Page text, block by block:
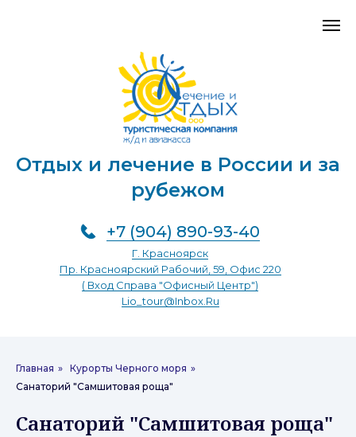
Отдых и лечение в России и за
рубежом
+7 (904) 890-93-40
Г. Красноярск
Пр. Красноярский Рабочий, 59, Офис 220
( Вход Справа "Офисный Центр")
Lio_tour@inbox.ru
Главная » Курорты Черного моря »
Санаторий "Самшитовая роща"
Санаторий "Самшитовая роща"